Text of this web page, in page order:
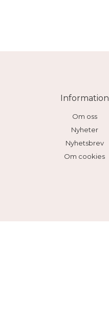
Information
Om oss
Nyheter
Nyhetsbrev
Om cookies